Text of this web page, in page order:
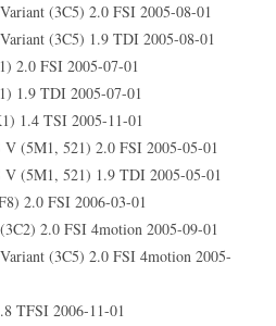
(3C5) 2.0 FSI 2005-08-01
(3C5) 1.9 TDI 2005-08-01
2.0 FSI 2005-07-01
1.9 TDI 2005-07-01
1.4 TSI 2005-11-01
(5M1, 521) 2.0 FSI 2005-05-01
(5M1, 521) 1.9 TDI 2005-05-01
2.0 FSI 2006-03-01
2.0 FSI 4motion 2005-09-01
(3C5) 2.0 FSI 4motion 2005-
TFSI 2006-11-01